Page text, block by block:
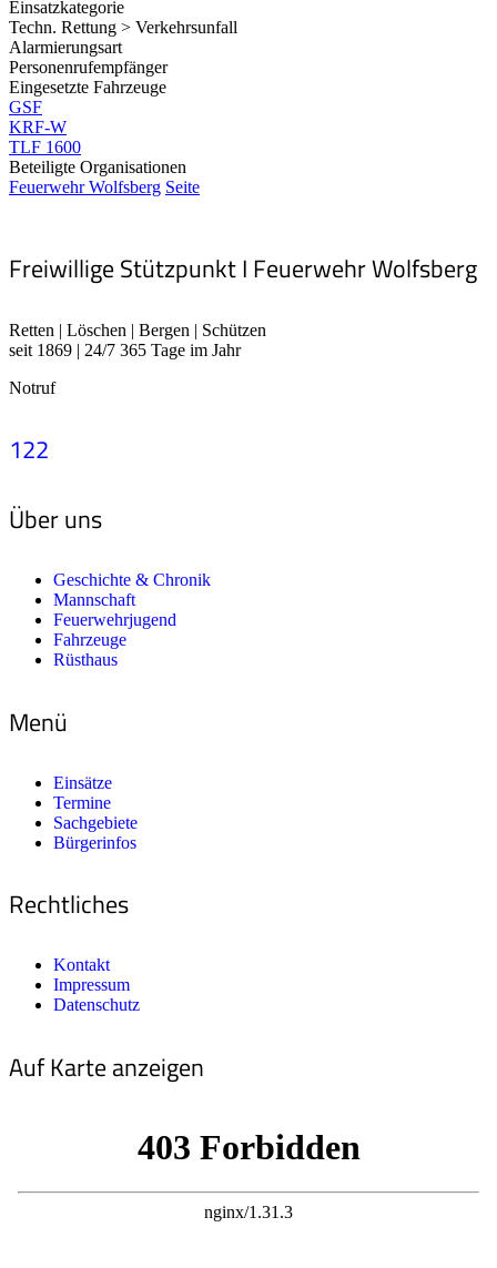
Einsatzkategorie
Techn. Rettung > Verkehrsunfall
Alarmierungsart
Personenrufempfänger
Eingesetzte Fahrzeuge
GSF
KRF-W
TLF 1600
Beteiligte Organisationen
Feuerwehr Wolfsberg Seite
Freiwillige Stützpunkt I Feuerwehr Wolfsberg
Retten | Löschen | Bergen | Schützen
seit 1869 | 24/7 365 Tage im Jahr
Notruf
122
Über uns
Geschichte & Chronik
Mannschaft
Feuerwehrjugend
Fahrzeuge
Rüsthaus
Menü
Einsätze
Termine
Sachgebiete
Bürgerinfos
Rechtliches
Kontakt
Impressum
Datenschutz
Auf Karte anzeigen